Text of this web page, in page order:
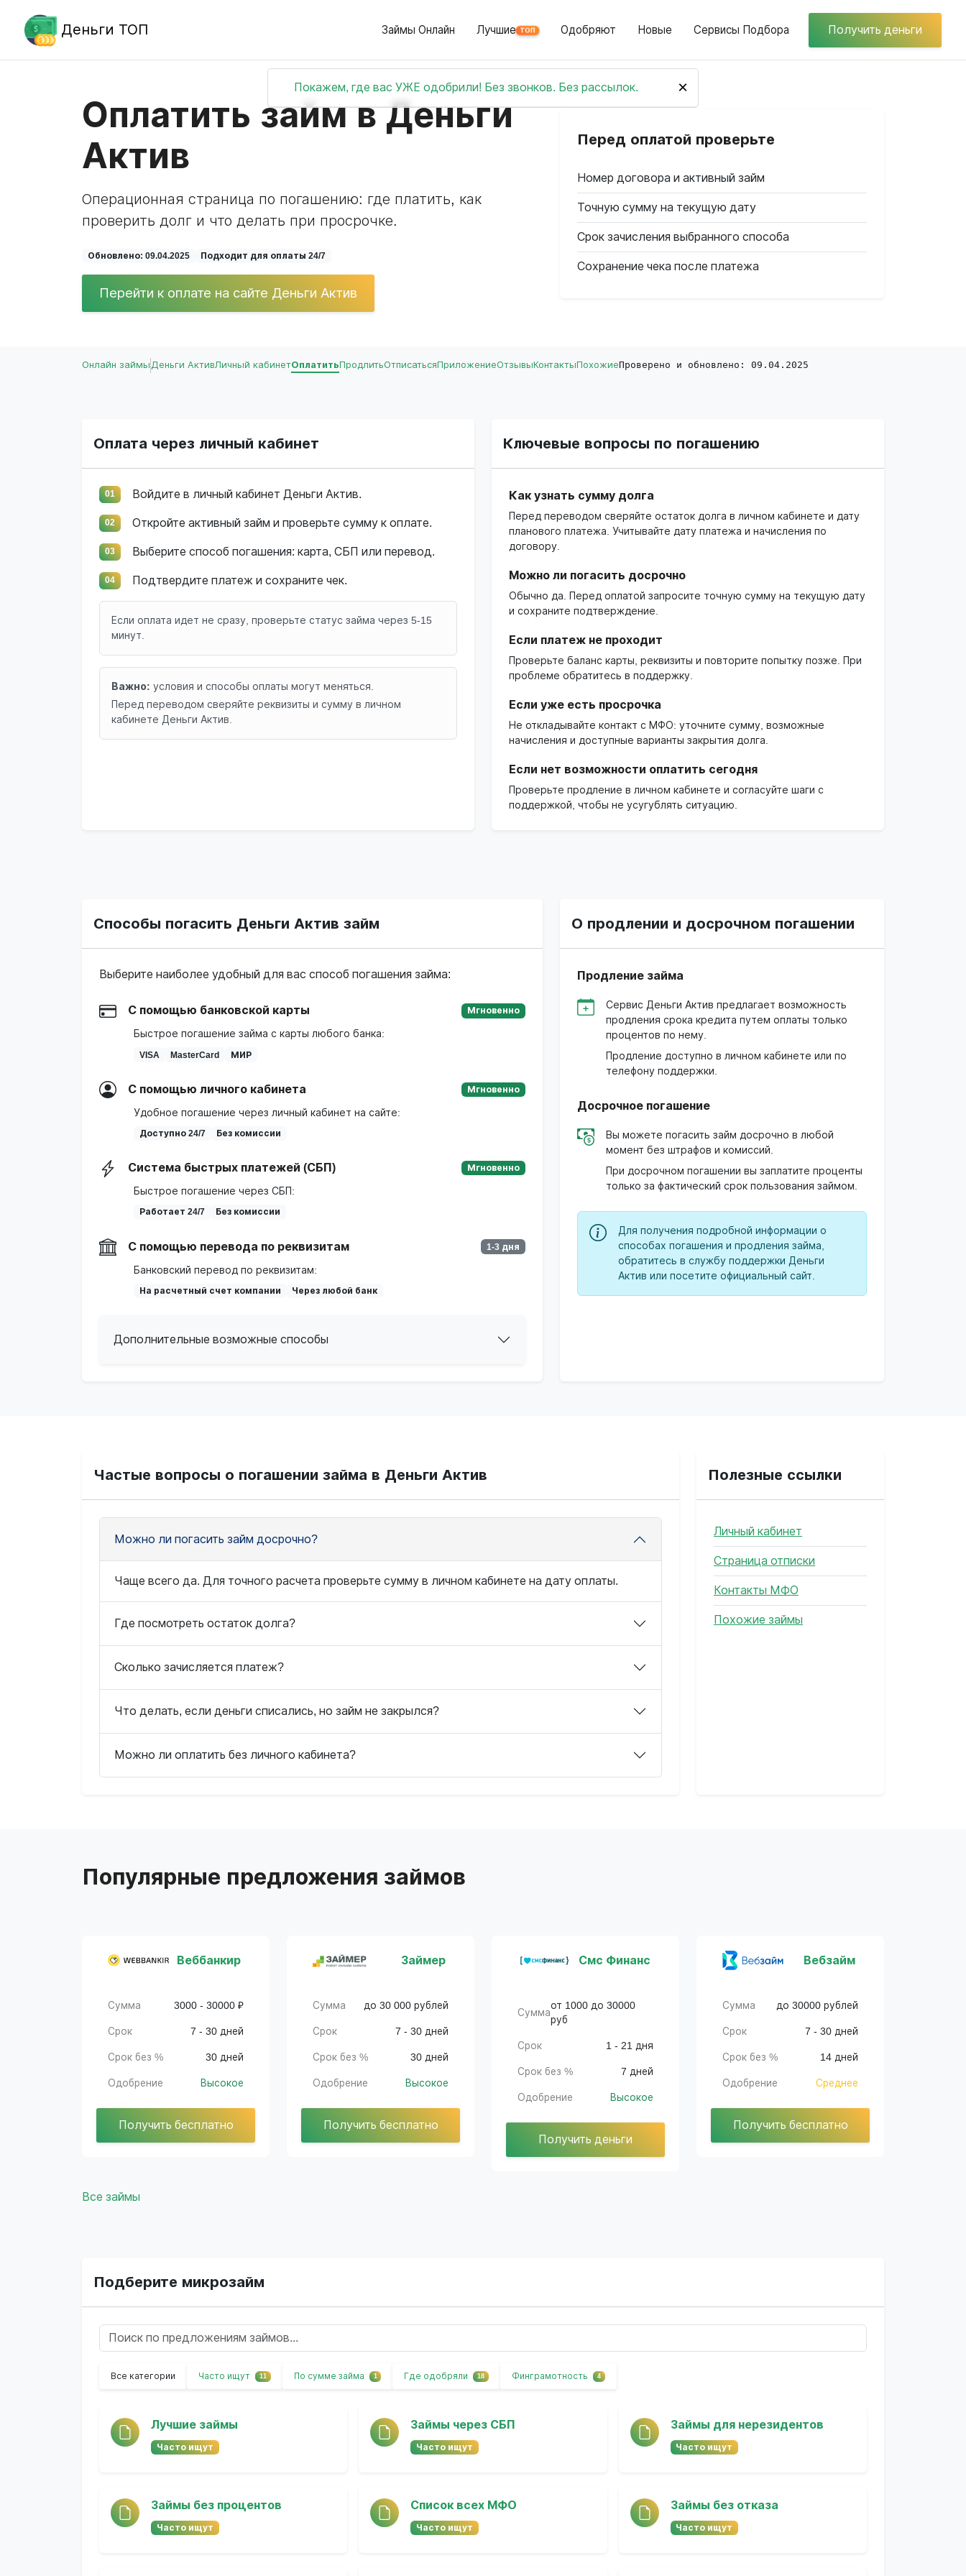
Деньги ТОП Займы Онлайн Лучшие ТОП Одобряют Новые Сервисы Подбора Получить деньги
Покажем, где вас УЖЕ одобрили! Без звонков. Без рассылок. ×
Оплатить займ в Деньги
Актив
Операционная страница по погашению: где платить, как
проверить долг и что делать при просрочке.
Обновлено: 09.04.2025 Подходит для оплаты 24/7
Перейти к оплате на сайте Деньги Актив
Перед оплатой проверьте
Номер договора и активный займ
Точную сумму на текущую дату
Срок зачисления выбранного способа
Сохранение чека после платежа
Онлайн займыДеньги АктивЛичный кабинетОплатитьПродлитьОтписатьсяПриложениеОтзывыКонтактыПохожиеПроверено и обновлено: 09.04.2025
Оплата через личный кабинет
01 Войдите в личный кабинет Деньги Актив.
02 Откройте активный займ и проверьте сумму к оплате.
03 Выберите способ погашения: карта, СБП или перевод.
04 Подтвердите платеж и сохраните чек.
Если оплата идет не сразу, проверьте статус займа через 5-15
минут.
Важно: условия и способы оплаты могут меняться.
Перед переводом сверяйте реквизиты и сумму в личном
кабинете Деньги Актив.
Ключевые вопросы по погашению
Как узнать сумму долга
Перед переводом сверяйте остаток долга в личном кабинете и дату
планового платежа. Учитывайте дату платежа и начисления по
договору.
Можно ли погасить досрочно
Обычно да. Перед оплатой запросите точную сумму на текущую дату
и сохраните подтверждение.
Если платеж не проходит
Проверьте баланс карты, реквизиты и повторите попытку позже. При
проблеме обратитесь в поддержку.
Если уже есть просрочка
Не откладывайте контакт с МФО: уточните сумму, возможные
начисления и доступные варианты закрытия долга.
Если нет возможности оплатить сегодня
Проверьте продление в личном кабинете и согласуйте шаги с
поддержкой, чтобы не усугублять ситуацию.
Способы погасить Деньги Актив займ
Выберите наиболее удобный для вас способ погашения займа:
С помощью банковской карты Мгновенно
Быстрое погашение займа с карты любого банка:
VISA MasterCard МИР
С помощью личного кабинета Мгновенно
Удобное погашение через личный кабинет на сайте:
Доступно 24/7 Без комиссии
Система быстрых платежей (СБП) Мгновенно
Быстрое погашение через СБП:
Работает 24/7 Без комиссии
С помощью перевода по реквизитам 1-3 дня
Банковский перевод по реквизитам:
На расчетный счет компании Через любой банк
Дополнительные возможные способы
О продлении и досрочном погашении
Продление займа
Сервис Деньги Актив предлагает возможность
продления срока кредита путем оплаты только
процентов по нему.
Продление доступно в личном кабинете или по
телефону поддержки.
Досрочное погашение
Вы можете погасить займ досрочно в любой
момент без штрафов и комиссий.
При досрочном погашении вы заплатите проценты
только за фактический срок пользования займом.
Для получения подробной информации о
способах погашения и продления займа,
обратитесь в службу поддержки Деньги
Актив или посетите официальный сайт.
Частые вопросы о погашении займа в Деньги Актив
Можно ли погасить займ досрочно?
Чаще всего да. Для точного расчета проверьте сумму в личном кабинете на дату оплаты.
Где посмотреть остаток долга?
Сколько зачисляется платеж?
Что делать, если деньги списались, но займ не закрылся?
Можно ли оплатить без личного кабинета?
Полезные ссылки
Личный кабинет
Страница отписки
Контакты МФО
Похожие займы
Популярные предложения займов
Веббанкир
Сумма 3000 - 30000 ₽
Срок 7 - 30 дней
Срок без % 30 дней
Одобрение Высокое
Получить бесплатно
Займер
Сумма до 30 000 рублей
Срок 7 - 30 дней
Срок без % 30 дней
Одобрение Высокое
Получить бесплатно
Смс Финанс
Сумма
от 1000 до 30000
руб
Срок 1 - 21 дня
Срок без % 7 дней
Одобрение Высокое
Получить деньги
Вебзайм
Сумма до 30000 рублей
Срок 7 - 30 дней
Срок без % 14 дней
Одобрение Среднее
Получить бесплатно
Все займы
Подберите микрозайм
Все категории Часто ищут 11 По сумме займа 1 Где одобряли 18 Финграмотность 4
Лучшие займы
Часто ищут
Займы через СБП
Часто ищут
Займы для нерезидентов
Часто ищут
Займы без процентов
Часто ищут
Список всех МФО
Часто ищут
Займы без отказа
Часто ищут